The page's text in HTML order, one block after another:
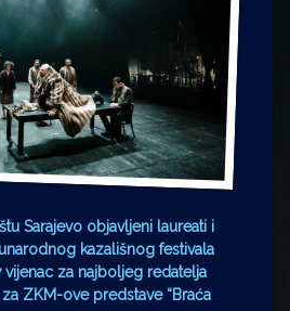
Sarajevo objavljeni laureati i
kazališnog festivala
vijenac za najboljeg redatelja
ZKM-ove predstave “Braća